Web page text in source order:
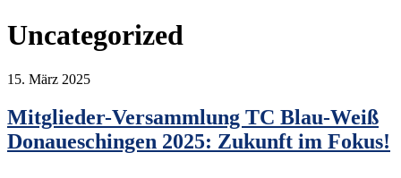
Uncategorized
15. März 2025
Mitglieder-Versammlung TC Blau-Weiß
Donaueschingen 2025: Zukunft im Fokus!